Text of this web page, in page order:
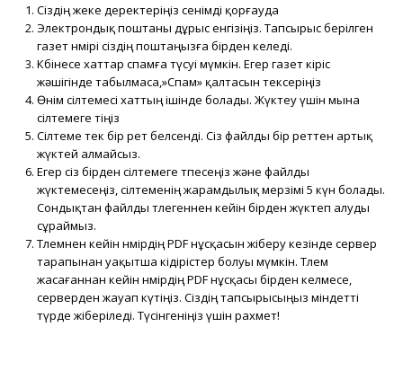
Сіздің жеке деректеріңіз сенімді қорғауда
Электрондық поштаны дұрыс енгізіңіз. Тапсырыс берілген
газет нөмірі сіздің поштаңызға бірден келеді.
Көбінесе хаттар спамға түсуі мүмкін. Егер газет кіріс
жәшігінде табылмаса,»Спам» қалтасын тексеріңіз
Өнім сілтемесі хаттың ішінде болады. Жүктеу үшін мына
сілтемеге өтіңіз
Сілтеме тек бір рет белсенді. Сіз файлды бір реттен артық
жүктей алмайсыз.
Егер сіз бірден сілтемеге өтпесеңіз және файлды
жүктемесеңіз, сілтеменің жарамдылық мерзімі 5 күн болады.
Сондықтан файлды төлегеннен кейін бірден жүктеп алуды
сұраймыз.
Төлемнен кейін нөмірдің PDF нұсқасын жіберу кезінде сервер
тарапынан уақытша кідірістер болуы мүмкін. Төлем
жасағаннан кейін нөмірдің PDF нұсқасы бірден келмесе,
серверден жауап күтіңіз. Сіздің тапсырысыңыз міндетті
түрде жіберіледі. Түсінгеніңіз үшін рахмет!